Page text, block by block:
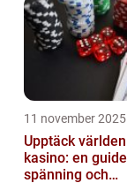
11 november 2025
Upptäck
kasino: en guide
spänning och